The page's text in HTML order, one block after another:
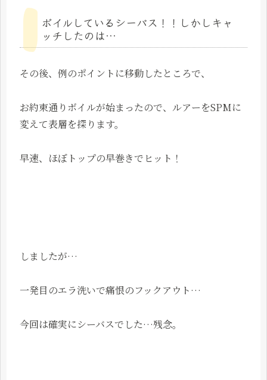
ボイルしているシーバス！！しかしキャ
ッチしたのは…
その後、例のポイントに移動したところで、
お約束通りボイルが始まったので、ルアーをSPMに
変えて表層を探ります。
早速、ほぼトップの早巻きでヒット！
しましたが…
一発目のエラ洗いで痛恨のフックアウト…
今回は確実にシーバスでした…残念。